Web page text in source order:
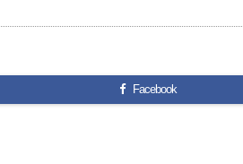
Facebook